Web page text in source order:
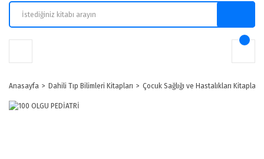
Anasayfa Dahili Tıp Bilimleri Kitapları Çocuk Sağlığı ve Hastalıkları Kitapları